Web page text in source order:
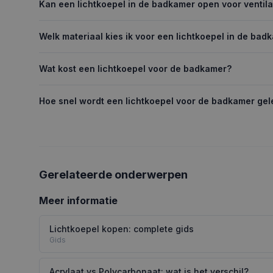
Kan een lichtkoepel in de badkamer open voor
Welk materiaal kies ik voor een lichtkoepel in de
Wat kost een lichtkoepel voor de badkamer?
Hoe snel wordt een lichtkoepel voor de badkamer
Gerelateerde onderwerpen
Meer informatie
Lichtkoepel kopen: complete gids
Gids